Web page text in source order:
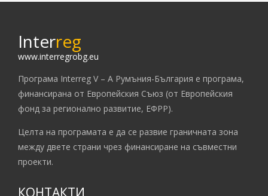
Interreg
www.interregrobg.eu
Програма Interreg V – A Румъния-България е програма,
финансирана от Европейския Съюз (от Европейския
фонд за регионално развитие, ЕФРР).
Целта на програмата е да се развие граничната зона
между двете страни чрез финансиране на съвместни
проекти.
КОНТАКТИ